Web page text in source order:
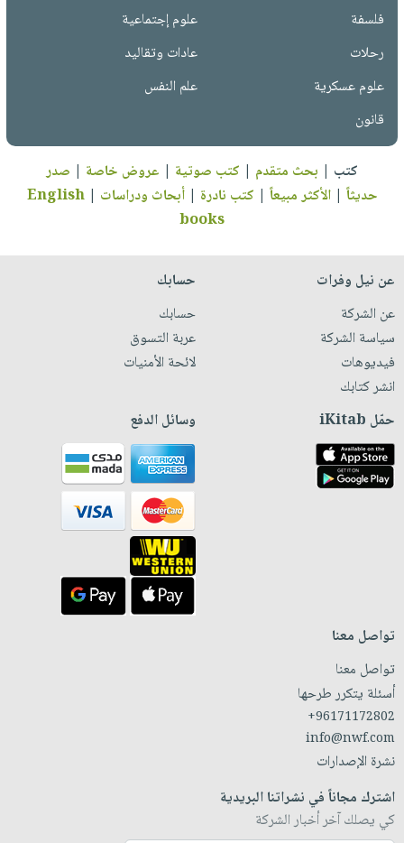
فلسفة
علوم إجتماعية
رحلات
عادات وتقاليد
علوم عسكرية
علم النفس
قانون
كتب | بحث متقدم | كتب صوتية | عروض خاصة | صدر
حديثاً |الأكثر مبيعاً | كتب نادرة |أبحاث ودراسات |
English
books
عن نيل وفرات
عن الشركة
سياسة الشركة
فيديوهات
انشر كتابك
حسابك
حسابك
عربة التسوق
لائحة الأمنيات
حمّل iKitab وسائل الدفع
تواصل معنا
تواصل معنا
أسئلة يتكرر طرحها
+96171172802
info@nwf.com
نشرة الإصدارات
اشترك مجاناً في نشراتنا البريدية
كي يصلك آخر أخبار الشركة